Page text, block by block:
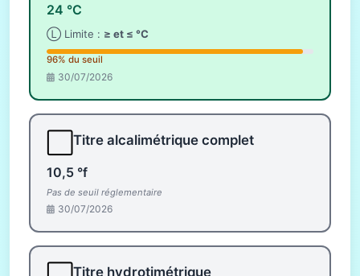
24 °C
Ⓛ Limite : ≥ et ≤ °C
96% du seuil
30/07/2026
Titre alcalimétrique complet
10,5 °f
Pas de seuil réglementaire
30/07/2026
Titre hydrotimétrique